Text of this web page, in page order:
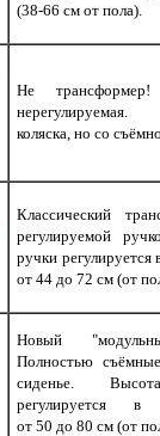
(38-66 см от пола).
Не
нерегулируемая.
коляска, но со
Классический
регулируемой
ручки регулируется
от 44 до 72 см (от
Новый
Полностью
сиденье.
регулируется в
от 50 до 80 см (от